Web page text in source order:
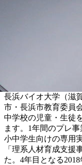
長浜バイオ大学（滋
市・長浜市教育委員
中学校の児童・生徒
ます。1年間のプレ
小中学生向けの専用
「理系人材育成支援
た。4年目となる